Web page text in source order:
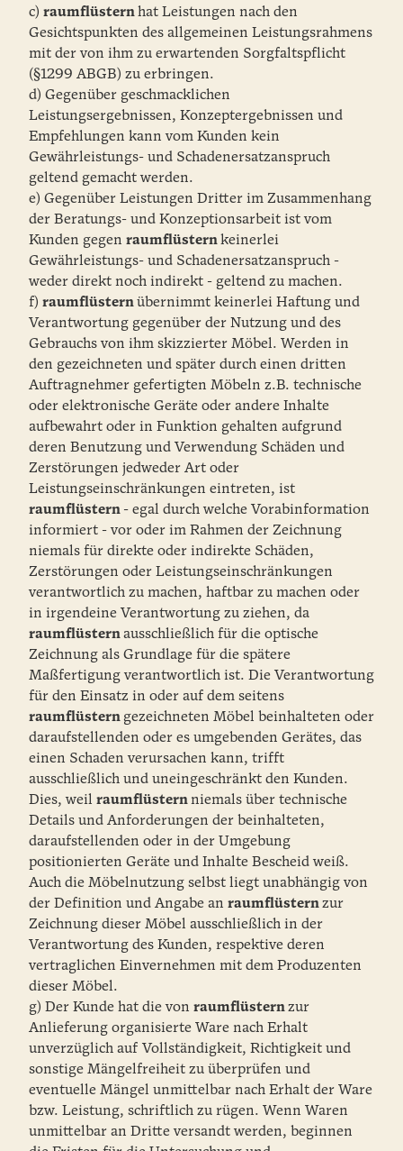
c) raumflüsternhat Leistungen nach den
Gesichtspunkten des allgemeinen Leistungsrahmens
mit der von ihm zu erwartenden Sorgfaltspflicht
(§1299 ABGB) zu erbringen.
d) Gegenüber geschmacklichen
Leistungsergebnissen, Konzeptergebnissen und
Empfehlungen kann vom Kunden kein
Gewährleistungs- und Schadenersatzanspruch
geltend gemacht werden.
e) Gegenüber Leistungen Dritter im Zusammenhang
der Beratungs- und Konzeptionsarbeit ist vom
Kunden gegen raumflüsternkeinerlei
Gewährleistungs- und Schadenersatzanspruch -
weder direkt noch indirekt - geltend zu machen.
f) raumflüsternübernimmt keinerlei Haftung und
Verantwortung gegenüber der Nutzung und des
Gebrauchs von ihm skizzierter Möbel. Werden in
den gezeichneten und später durch einen dritten
Auftragnehmer gefertigten Möbeln z.B. technische
oder elektronische Geräte oder andere Inhalte
aufbewahrt oder in Funktion gehalten aufgrund
deren Benutzung und Verwendung Schäden und
Zerstörungen jedweder Art oder
Leistungseinschränkungen eintreten, ist
raumflüstern - egal durch welche Vorabinformation
informiert - vor oder im Rahmen der Zeichnung
niemals für direkte oder indirekte Schäden,
Zerstörungen oder Leistungseinschränkungen
verantwortlich zu machen, haftbar zu machen oder
in irgendeine Verantwortung zu ziehen, da
raumflüsternausschließlich für die optische
Zeichnung als Grundlage für die spätere
Maßfertigung verantwortlich ist. Die Verantwortung
für den Einsatz in oder auf dem seitens
raumflüsterngezeichneten Möbel beinhalteten oder
daraufstellenden oder es umgebenden Gerätes, das
einen Schaden verursachen kann, trifft
ausschließlich und uneingeschränkt den Kunden.
Dies, weil raumflüsternniemals über technische
Details und Anforderungen der beinhalteten,
daraufstellenden oder in der Umgebung
positionierten Geräte und Inhalte Bescheid weiß.
Auch die Möbelnutzung selbst liegt unabhängig von
der Definition und Angabe an raumflüsternzur
Zeichnung dieser Möbel ausschließlich in der
Verantwortung des Kunden, respektive deren
vertraglichen Einvernehmen mit dem Produzenten
dieser Möbel.
g) Der Kunde hat die von raumflüsternzur
Anlieferung organisierte Ware nach Erhalt
unverzüglich auf Vollständigkeit, Richtigkeit und
sonstige Mängelfreiheit zu überprüfen und
eventuelle Mängel unmittelbar nach Erhalt der Ware
bzw. Leistung, schriftlich zu rügen. Wenn Waren
unmittelbar an Dritte versandt werden, beginnen